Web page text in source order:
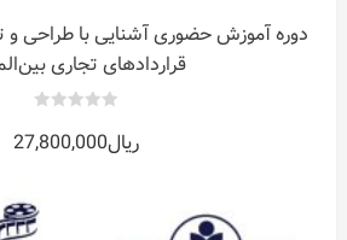
دوره آموزش حضوری آشنایی با طراحی
قراردادهای تجاری
out
of
ریال27,800,000